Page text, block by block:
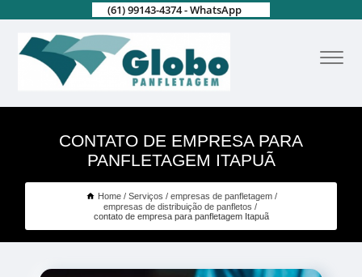
(61) 99143-4374 - WhatsApp
CONTATO DE EMPRESA PARA
PANFLETAGEM ITAPUÃ
Home Serviços
empresas de panfletagem
empresas de distribuição de panfletos
contato de empresa para panfletagem Itapuã